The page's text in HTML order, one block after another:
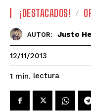
¡DESTACADOS!
AUTOR: Justo
12/11/2013
1 min. lectura